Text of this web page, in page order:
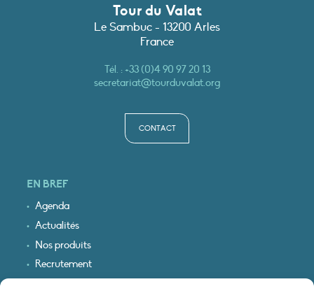
Tour du Valat
Le Sambuc - 13200 Arles
France
Tél. :+33 (0)4 90 97 20 13
secretariat@tourduvalat.org
CONTACT
EN BREF
Agenda
Actualités
Nos produits
Recrutement